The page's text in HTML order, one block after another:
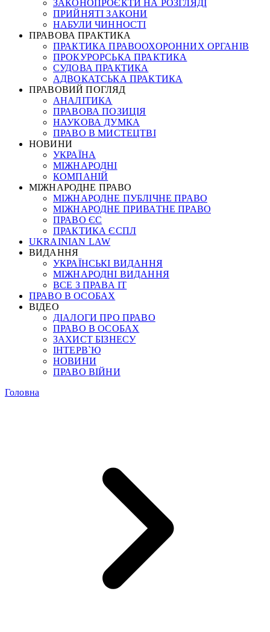
ЗАКОНОПРОЄКТИ НА РОЗГЛЯДІ
ПРИЙНЯТІ ЗАКОНИ
НАБУЛИ ЧИННОСТІ
ПРАВОВА ПРАКТИКА
ПРАКТИКА ПРАВООХОРОННИХ ОРГАНІВ
ПРОКУРОРСЬКА ПРАКТИКА
СУДОВА ПРАКТИКА
АДВОКАТСЬКА ПРАКТИКА
ПРАВОВИЙ ПОГЛЯД
АНАЛІТИКА
ПРАВОВА ПОЗИЦІЯ
НАУКОВА ДУМКА
ПРАВО В МИСТЕЦТВІ
НОВИНИ
УКРАЇНА
МІЖНАРОДНІ
КОМПАНІЙ
МІЖНАРОДНЕ ПРАВО
МІЖНАРОДНЕ ПУБЛІЧНЕ ПРАВО
МІЖНАРОДНЕ ПРИВАТНЕ ПРАВО
ПРАВО ЄС
ПРАКТИКА ЄСПЛ
UKRAINIAN LAW
ВИДАННЯ
УКРАЇНСЬКІ ВИДАННЯ
МІЖНАРОДНІ ВИДАННЯ
ВСЕ З ПРАВА ІТ
ПРАВО В ОСОБАХ
ВІДЕО
ДІАЛОГИ ПРО ПРАВО
ПРАВО В ОСОБАХ
ЗАХИСТ БІЗНЕСУ
ІНТЕРВ`Ю
НОВИНИ
ПРАВО ВІЙНИ
Головна